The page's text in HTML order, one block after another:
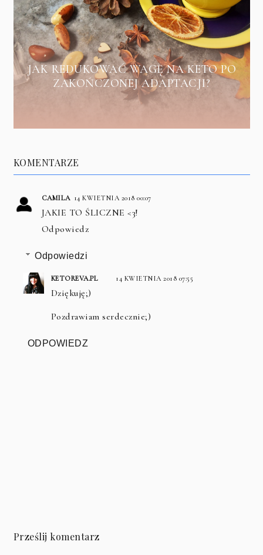
JAK REDUKOWAĆ WAGĘ NA KETO PO
ZAKOŃCZONEJ ADAPTACJI?
KOMENTARZE
CAMILA 14 KWIETNIA 2018 00:07
JAKIE TO ŚLICZNE <3!
Odpowiedz
Odpowiedzi
KETOREVA.PL 14 KWIETNIA 2018 07:55
Dziękuję;)
Pozdrawiam serdecznie;)
ODPOWIEDZ
Prześlij komentarz